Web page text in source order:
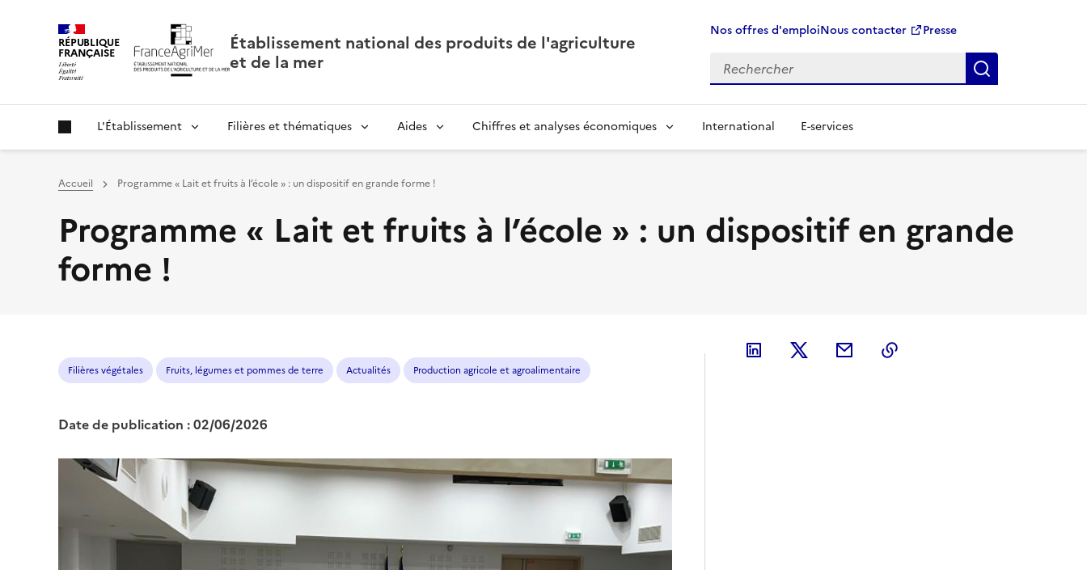
RÉPUBLIQUE
FRANÇAISE
Établissement national des produits de l'agriculture
et de la mer
Nos offres d'emploiNous contacter Presse
L'Établissement Filières et thématiques Aides Chiffres et analyses économiques International E-services
Accueil Programme « Lait et fruits à l’école » : un dispositif en grande forme !
Programme « Lait et fruits à l’école » : un dispositif en grande
forme !
Filières végétales Fruits, légumes et pommes de terre Actualités Production agricole et agroalimentaire
Date de publication : 02/06/2026
Image